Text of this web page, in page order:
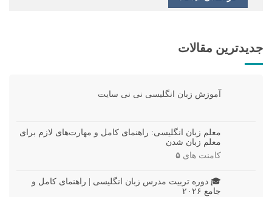
جدیدترین مقالات
آموزش زبان انگلیسی نی نی سایت
معلم زبان انگلیسی: راهنمای کامل و مهارت‌های لازم برای
معلم زبان شدن
کامنت های ۵
🎓 دوره تربیت مدرس زبان انگلیسی | راهنمای کامل و
جامع ۲۰۲۶